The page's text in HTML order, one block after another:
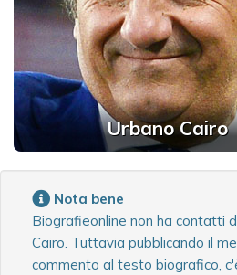
Urbano Cairo
Nota bene
Biografieonline non ha contatti
Cairo. Tuttavia pubblicando il
commento al testo biografico,